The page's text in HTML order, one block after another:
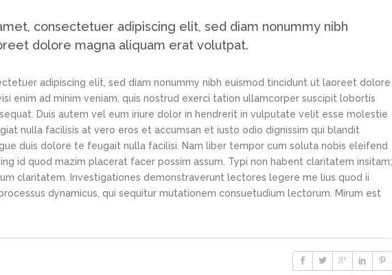
consectetuer adipiscing elit, sed diam nonummy nibh
dolore magna aliquam erat volutpat.
adipiscing elit, sed diam nonummy nibh euismod tincidunt ut laoreet dolore
enim ad minim veniam, quis nostrud exerci tation ullamcorper suscipit lobortis
Duis autem vel eum iriure dolor in hendrerit in vulputate velit esse molestie
nulla facilisis at vero eros et accumsan et iusto odio dignissim qui blandit
duis dolore te feugait nulla facilisi. Nam liber tempor cum soluta nobis eleifend
id quod mazim placerat facer possim assum. Typi non habent claritatem insitam;
claritatem. Investigationes demonstraverunt lectores legere me lius quod ii
dynamicus, qui sequitur mutationem consuetudium lectorum. Mirum est